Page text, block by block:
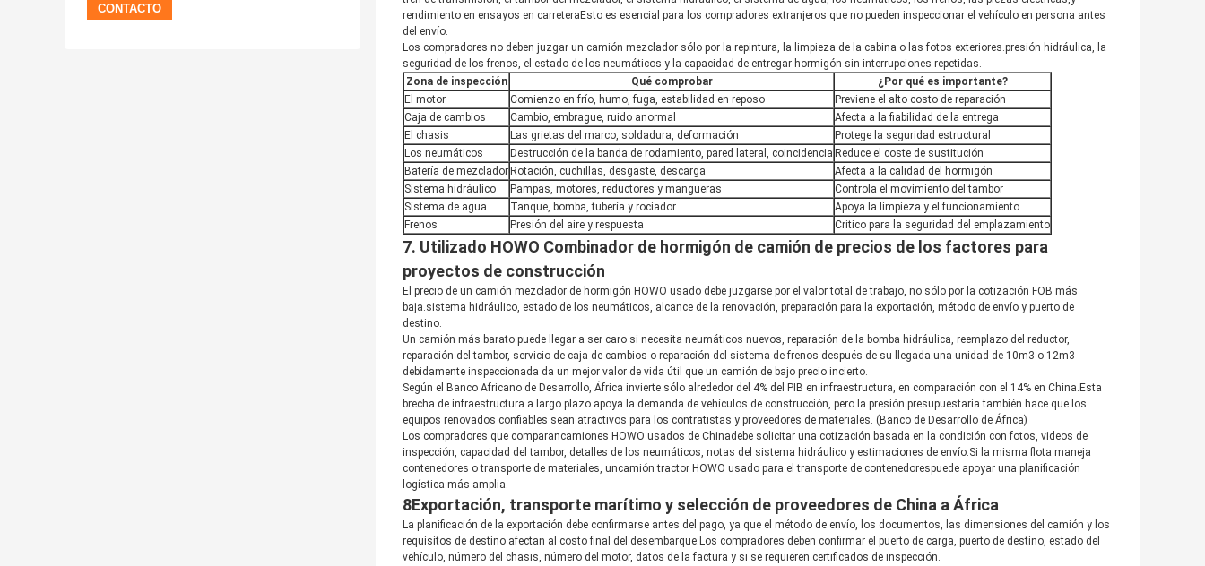
rendimiento en ensayos en carreteraEsto es esencial para los compradores extranjeros que no pueden inspeccionar el vehículo en persona antes
del envío.
Los compradores no deben juzgar un camión mezclador sólo por la repintura, la limpieza de la cabina o las fotos exteriores.presión hidráulica, la
seguridad de los frenos, el estado de los neumáticos y la capacidad de entregar hormigón sin interrupciones repetidas.
Zona de inspección
Qué comprobar
¿Por qué es importante?
El motor
Comienzo en frío, humo, fuga, estabilidad en reposo
Previene el alto costo de reparación
Caja de cambios
Cambio, embrague, ruido anormal
Afecta a la fiabilidad de la entrega
El chasis
Las grietas del marco, soldadura, deformación
Protege la seguridad estructural
Los neumáticos
Destrucción de la banda de rodamiento, pared lateral, coincidencia Reduce el coste de sustitución
Batería de mezclador Rotación, cuchillas, desgaste, descarga
Afecta a la calidad del hormigón
Sistema hidráulico
Pampas, motores, reductores y mangueras
Controla el movimiento del tambor
Sistema de agua
Tanque, bomba, tubería y rociador
Apoya la limpieza y el funcionamiento
Frenos
Presión del aire y respuesta Critico para la seguridad del emplazamiento
7. Utilizado HOWO Combinador de hormigón de camión de precios de los factores para
proyectos de construcción
El precio de un camión mezclador de hormigón HOWO usado debe juzgarse por el valor total de trabajo, no sólo por la cotización FOB más
baja.sistema hidráulico, estado de los neumáticos, alcance de la renovación, preparación para la exportación, método de envío y puerto de
destino.
Un camión más barato puede llegar a ser caro si necesita neumáticos nuevos, reparación de la bomba hidráulica, reemplazo del reductor,
reparación del tambor, servicio de caja de cambios o reparación del sistema de frenos después de su llegada.una unidad de 10m3 o 12m3
debidamente inspeccionada da un mejor valor de vida útil que un camión de bajo precio incierto.
Según el Banco Africano de Desarrollo, África invierte sólo alrededor del 4% del PIB en infraestructura, en comparación con el 14% en China.Esta
brecha de infraestructura a largo plazo apoya la demanda de vehículos de construcción, pero la presión presupuestaria también hace que los
equipos renovados confiables sean atractivos para los contratistas y proveedores de materiales. ( Banco de Desarrollo de África)
Los compradores que comparancamiones HOWO usados de Chinadebe solicitar una cotización basada en la condición con fotos, videos de
inspección, capacidad del tambor, detalles de los neumáticos, notas del sistema hidráulico y estimaciones de envío.Si la misma flota maneja
contenedores o transporte de materiales, uncamión tractor HOWO usado para el transporte de contenedorespuede apoyar una planificación
logística más amplia.
8Exportación, transporte marítimo y selección de proveedores de China a África
La planificación de la exportación debe confirmarse antes del pago, ya que el método de envío, los documentos, las dimensiones del camión y los
requisitos de destino afectan al costo final del desembarque.Los compradores deben confirmar el puerto de carga, puerto de destino, estado del
vehículo, número del chasis, número del motor, datos de la factura y si se requieren certificados de inspección.